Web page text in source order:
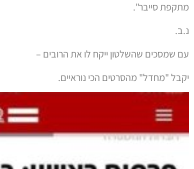
מתקפת סייבר".
נ.ב.
עם שמסכים שהשלטון ייקח לו את הרובים –
יקבל "מחדל" מהסרטים הכי נוראיים.